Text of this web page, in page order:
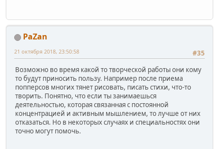
PaZan
#35
21 октября 2018, 23:50:58
Возможно во время какой то творческой работы они кому
то будут приносить пользу. Например после приема
попперсов многих тянет рисовать, писать стихи, что-то
творить. Понятно, что если ты занимаешься
деятельностью, которая связанная с постоянной
концентрацией и активным мышлением, то лучше от них
отказаться. Но в некоторых случаях и специальностях они
точно могут помочь.